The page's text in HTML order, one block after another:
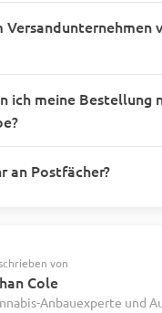
Versandunternehmen
ich meine Bestellung
an Postfächer?
von
Cole
Anbauexperte und